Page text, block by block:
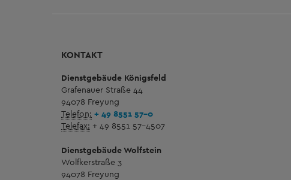
KONTAKT
Dienstgebäude Königsfeld
Grafenauer Straße 44
94078 Freyung
Telefon: + 49 8551 57-0
Telefax: + 49 8551 57-4507
Dienstgebäude Wolfstein
Wolfkerstraße 3
94078 Freyung